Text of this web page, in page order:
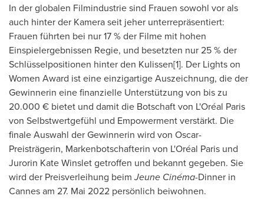
In der globalen Filmindustrie sind Frauen sowohl vor als
auch hinter der Kamera seit jeher unterrepräsentiert:
Frauen führten bei nur 17 % der Filme mit hohen
Einspielergebnissen Regie, und besetzten nur 25 % der
Schlüsselpositionen hinter den Kulissen[1]. Der Lightson
Women Award ist eine einzigartige Auszeichnung, die der
Gewinnerin eine finanzielle Unterstützung von bis zu
20.000 € bietet und damit die Botschaft von L'Oréal Paris
von Selbstwertgefühl und Empowerment verstärkt. Die
finale Auswahl der Gewinnerin wird von Oscar-
Preisträgerin, Markenbotschafterin von L'Oréal Paris und
Jurorin Kate Winslet getroffen und bekannt gegeben. Sie
wird der Preisverleihung beimJeune Cinéma-Dinner in
Cannesam 27. Mai 2022 persönlich beiwohnen.